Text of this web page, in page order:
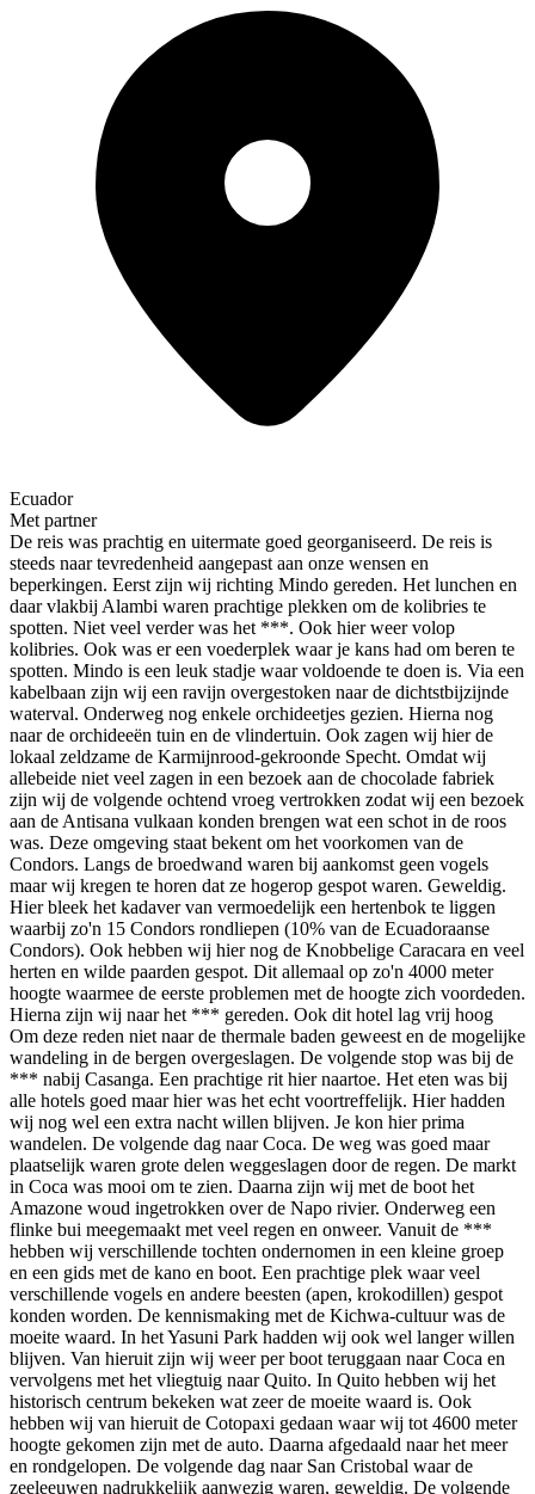
Ecuador
Met partner
De reis was prachtig en uitermate goed georganiseerd. De reis is
steeds naar tevredenheid aangepast aan onze wensen en
beperkingen. Eerst zijn wij richting Mindo gereden. Het lunchen en
daar vlakbij Alambi waren prachtige plekken om de kolibries te
spotten. Niet veel verder was het ***. Ook hier weer volop
kolibries. Ook was er een voederplek waar je kans had om beren te
spotten. Mindo is een leuk stadje waar voldoende te doen is. Via een
kabelbaan zijn wij een ravijn overgestoken naar de dichtstbijzijnde
waterval. Onderweg nog enkele orchideetjes gezien. Hierna nog
naar de orchideeën tuin en de vlindertuin. Ook zagen wij hier de
lokaal zeldzame de Karmijnrood-gekroonde Specht. Omdat wij
allebeide niet veel zagen in een bezoek aan de chocolade fabriek
zijn wij de volgende ochtend vroeg vertrokken zodat wij een bezoek
aan de Antisana vulkaan konden brengen wat een schot in de roos
was. Deze omgeving staat bekent om het voorkomen van de
Condors. Langs de broedwand waren bij aankomst geen vogels
maar wij kregen te horen dat ze hogerop gespot waren. Geweldig.
Hier bleek het kadaver van vermoedelijk een hertenbok te liggen
waarbij zo'n 15 Condors rondliepen (10% van de Ecuadoraanse
Condors). Ook hebben wij hier nog de Knobbelige Caracara en veel
herten en wilde paarden gespot. Dit allemaal op zo'n 4000 meter
hoogte waarmee de eerste problemen met de hoogte zich voordeden.
Hierna zijn wij naar het *** gereden. Ook dit hotel lag vrij hoog
Om deze reden niet naar de thermale baden geweest en de mogelijke
wandeling in de bergen overgeslagen. De volgende stop was bij de
*** nabij Casanga. Een prachtige rit hier naartoe. Het eten was bij
alle hotels goed maar hier was het echt voortreffelijk. Hier hadden
wij nog wel een extra nacht willen blijven. Je kon hier prima
wandelen. De volgende dag naar Coca. De weg was goed maar
plaatselijk waren grote delen weggeslagen door de regen. De markt
in Coca was mooi om te zien. Daarna zijn wij met de boot het
Amazone woud ingetrokken over de Napo rivier. Onderweg een
flinke bui meegemaakt met veel regen en onweer. Vanuit de ***
hebben wij verschillende tochten ondernomen in een kleine groep
en een gids met de kano en boot. Een prachtige plek waar veel
verschillende vogels en andere beesten (apen, krokodillen) gespot
konden worden. De kennismaking met de Kichwa-cultuur was de
moeite waard. In het Yasuni Park hadden wij ook wel langer willen
blijven. Van hieruit zijn wij weer per boot teruggaan naar Coca en
vervolgens met het vliegtuig naar Quito. In Quito hebben wij het
historisch centrum bekeken wat zeer de moeite waard is. Ook
hebben wij van hieruit de Cotopaxi gedaan waar wij tot 4600 meter
hoogte gekomen zijn met de auto. Daarna afgedaald naar het meer
en rondgelopen. De volgende dag naar San Cristobal waar de
zeeleeuwen nadrukkelijk aanwezig waren, geweldig. De volgende